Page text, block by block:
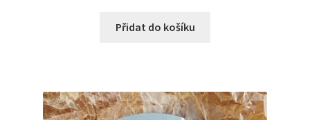
Přidat do košíku